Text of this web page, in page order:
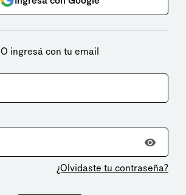
O ingresá con tu email
¿Olvidaste tu contraseña?